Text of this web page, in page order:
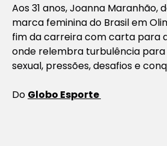
Aos 31 anos, Joanna Maranhão,
marca feminina do Brasil em
fim da carreira com carta para
onde relembra turbulência
sexual, pressões, desafios e
Do Globo Esporte